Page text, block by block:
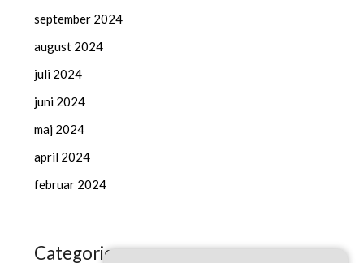
september 2024
august 2024
juli 2024
juni 2024
maj 2024
april 2024
februar 2024
Categories